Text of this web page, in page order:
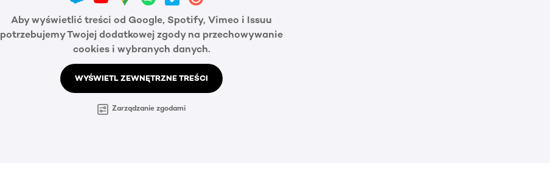
Aby wyświetlić treści od Google, Spotify, Vimeo i Issuu
potrzebujemy Twojej dodatkowej zgody na przechowywanie
cookies i wybranych danych.
WYŚWIETL ZEWNĘTRZNE TREŚCI
Zarządzanie zgodami